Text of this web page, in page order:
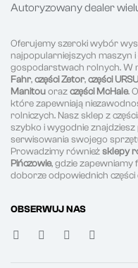
Autoryzowany dealer
Oferujemy szeroki wybór
najpopularniejszych maszyn
gospodarstwach rolnych. W
Fahr,części Zetor,części
Manitouorazczęści McHale.
które zapewniają
rolniczych. Nasz sklep z
szybko i wygodnie
serwisowania swojego
Prowadzimy równieżsklepy
Pińczowie, gdzie
doborze odpowiednich
OBSERWUJ NAS